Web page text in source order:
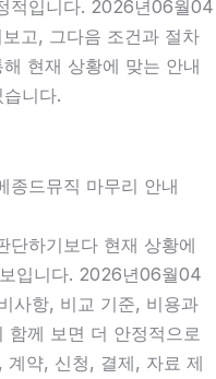
적입니다. 2026년06월04
고, 그다음 조건과 절차
현재 상황에 맞는 안내
니다.
드뮤직 마무리 안내
단하기보다 현재 상황에
입니다. 2026년06월04
사항, 비교 기준, 비용과
께 보면 더 안정적으로
계약, 신청, 결제, 자료 제